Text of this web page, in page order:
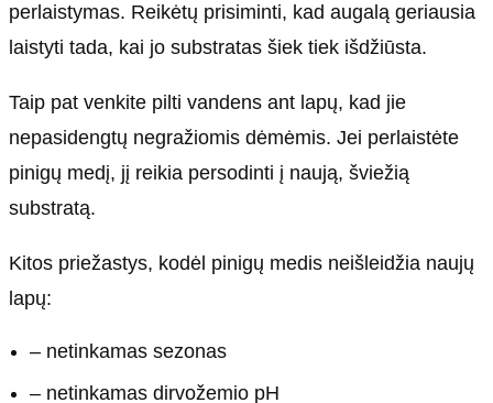
perlaistymas. Reikėtų prisiminti, kad augalą geriausia
laistyti tada, kai jo substratas šiek tiek išdžiūsta.
Taip pat venkite pilti vandens ant lapų, kad jie
nepasidengtų negražiomis dėmėmis. Jei perlaistėte
pinigų medį, jį reikia persodinti į naują, šviežią
substratą.
Kitos priežastys, kodėl pinigų medis neišleidžia naujų
lapų:
– netinkamas sezonas
– netinkamas dirvožemio pH